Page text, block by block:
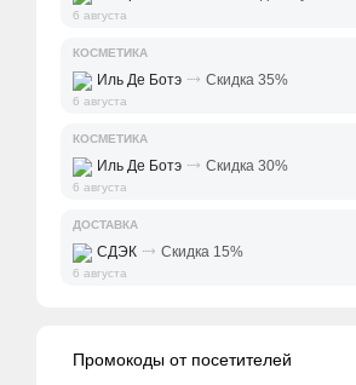
6 августа
КОСМЕТИКА
Иль Де Ботэ ⤑ Скидка 35%
6 августа
КОСМЕТИКА
Иль Де Ботэ ⤑ Скидка 30%
6 августа
ДОСТАВКА
СДЭК ⤑ Скидка 15%
6 августа
Промокоды от посетителей